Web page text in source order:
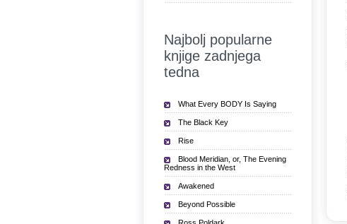
Najbolj popularne
knjige zadnjega
tedna
What Every BODY Is Saying
The Black Key
Rise
Blood Meridian, or, The Evening
Redness in the West
Awakened
Beyond Possible